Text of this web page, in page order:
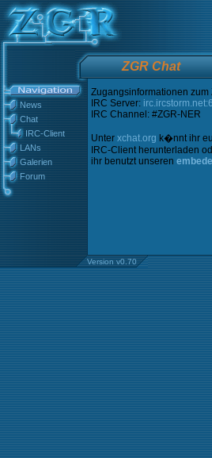
ZGR Chat
News
Chat
IRC-Client
LANs
Galerien
Forum
Zugangsinformationen
IRC Server:
IRC Channel: #ZGR-NER
Unter xchat.org k�nnt ihr
IRC-Client herunterladen
ihr benutzt unseren
Version v0.70